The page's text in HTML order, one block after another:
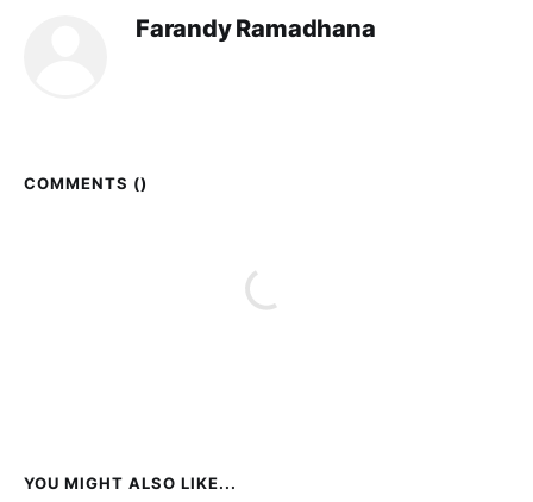
Farandy Ramadhana
COMMENTS ()
YOU MIGHT ALSO LIKE...